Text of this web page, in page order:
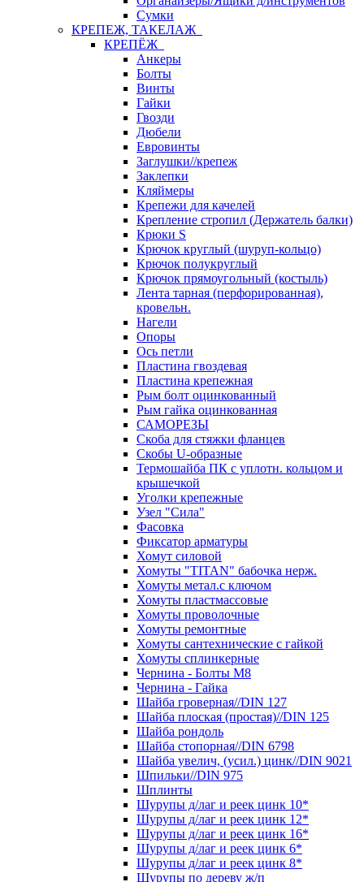
Сумки
КРЕПЕЖ, ТАКЕЛАЖ
КРЕПЁЖ
Анкеры
Болты
Винты
Гайки
Гвозди
Дюбели
Евровинты
Заглушки//крепеж
Заклепки
Кляймеры
Крепежи для качелей
Крепление стропил (Держатель балки)
Крюки S
Крючок круглый (шуруп-кольцо)
Крючок полукруглый
Крючок прямоугольный (костыль)
Лента тарная (перфорированная),
кровельн.
Нагели
Опоры
Ось петли
Пластина гвоздевая
Пластина крепежная
Рым болт оцинкованный
Рым гайка оцинкованная
САМОРЕЗЫ
Скоба для стяжки фланцев
Скобы U-образные
Термошайба ПК с уплотн. кольцом и
крышечкой
Уголки крепежные
Узел "Сила"
Фасовка
Фиксатор арматуры
Хомут силовой
Хомуты "TITAN" бабочка нерж.
Хомуты метал.с ключом
Хомуты пластмассовые
Хомуты проволочные
Хомуты ремонтные
Хомуты сантехнические с гайкой
Хомуты сплинкерные
Чернина - Болты М8
Чернина - Гайка
Шайба гроверная//DIN 127
Шайба плоская (простая)//DIN 125
Шайба рондоль
Шайба стопорная//DIN 6798
Шайба увелич, (усил.) цинк//DIN 9021
Шпильки//DIN 975
Шплинты
Шурупы д/лаг и реек цинк 10*
Шурупы д/лаг и реек цинк 12*
Шурупы д/лаг и реек цинк 16*
Шурупы д/лаг и реек цинк 6*
Шурупы д/лаг и реек цинк 8*
Шурупы по дереву ж/п